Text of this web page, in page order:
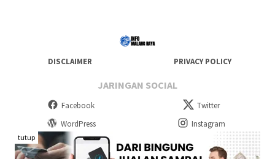
DISCLAIMER PRIVACY POLICY
JARINGAN SOCIAL
Facebook
Twitter
WordPress
Instagram
Telegram
tutup